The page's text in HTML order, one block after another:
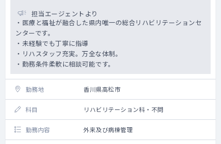
担当エージェントより
・医療と福祉が融合した県内唯一の総合リハビリテーションセ
ンターです。
・未経験でも丁寧に指導
・リハスタッフ充実。万全な体制。
・勤務条件柔軟に相談可能です。
勤務地 香川県高松市
科目 リハビリテーション科・不問
勤務内容 外来及び病棟管理